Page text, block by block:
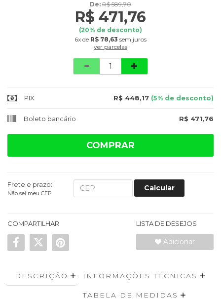
De: R$ 589,70
R$ 471,76
(20% de desconto)
6x de R$ 78,63 sem juros
ver parcelas
PIX R$ 448,17 (5% de desconto)
Boleto bancário R$ 471,76
COMPRAR
Frete e prazo:
Não sei meu CEP
Calcular
COMPARTILHAR LISTA DE DESEJOS
Adicionar
DESCRIÇÃO INFORMAÇÕES TÉCNICAS
TABELA DE MEDIDAS